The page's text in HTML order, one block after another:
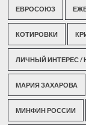
ЕВРОСОЮЗ
КОТИРОВКИ
ЛИЧНЫЙ ИНТЕРЕС /
МАРИЯ ЗАХАРОВА
МИНФИН РОССИИ